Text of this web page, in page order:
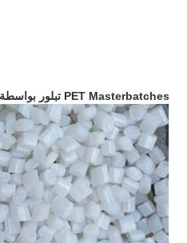
PET Masterbatches تبلور بواسطة مجفف الكريستال بالأشعة تحت الحمراء